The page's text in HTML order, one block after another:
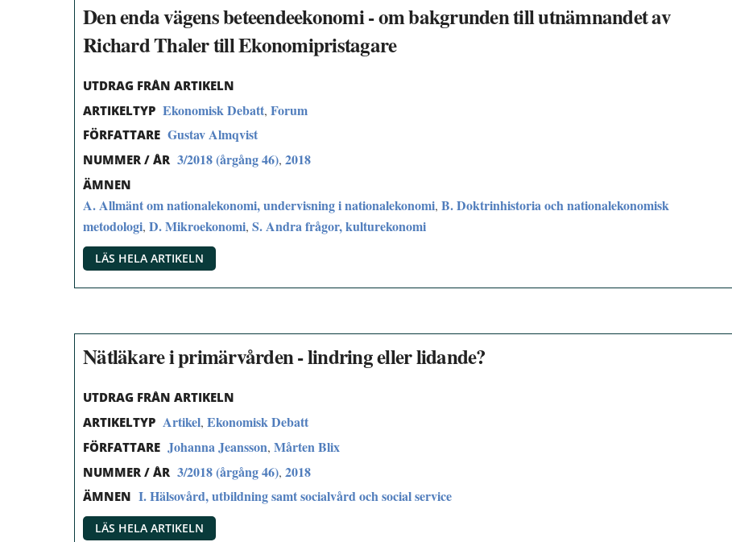
Den enda vägens beteendeekonomi - om bakgrunden till utnämnandet av
Richard Thaler till Ekonomipristagare
UTDRAG FRÅN ARTIKELN
ARTIKELTYP Ekonomisk Debatt, Forum
FÖRFATTARE Gustav Almqvist
NUMMER / ÅR 3/2018 (årgång 46), 2018
ÄMNEN
A. Allmänt om nationalekonomi, undervisning i nationalekonomi, B. Doktrinhistoria och nationalekonomisk
metodologi, D. Mikroekonomi, S. Andra frågor, kulturekonomi
LÄS HELA ARTIKELN
Nätläkare i primärvården - lindring eller lidande?
UTDRAG FRÅN ARTIKELN
ARTIKELTYP Artikel, Ekonomisk Debatt
FÖRFATTARE Johanna Jeansson, Mårten Blix
NUMMER / ÅR 3/2018 (årgång 46), 2018
ÄMNEN I. Hälsovård, utbildning samt socialvård och social service
LÄS HELA ARTIKELN